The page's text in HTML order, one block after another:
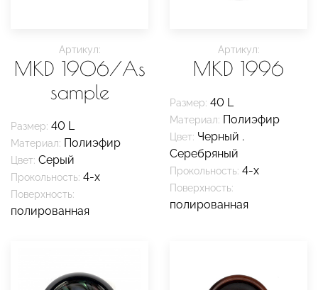
Артикул:
MKD 1906/As
sample
Размер: 40 L
Материал: Полиэфир
Цвет: Серый
Прокольность: 4-х
Поверхность:
полированная
Артикул:
MKD 1996
Размер: 40 L
Материал: Полиэфир
Цвет: Черный ,
Серебряный
Прокольность: 4-х
Поверхность:
полированная